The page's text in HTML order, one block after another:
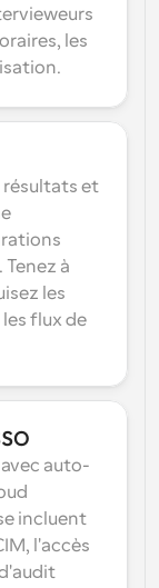
les
résultats et
à
les
flux de
auto-
incluent
l'accès